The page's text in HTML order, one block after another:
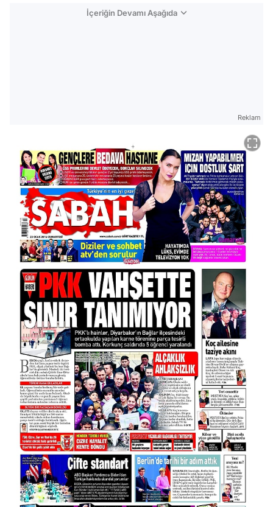
İçeriğin Devamı Aşağıda
Reklam